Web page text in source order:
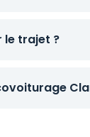
le trajet ?